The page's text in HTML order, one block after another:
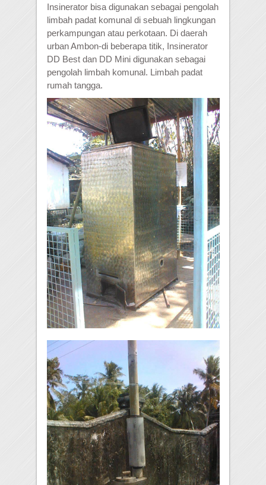
Insinerator bisa digunakan sebagai pengolah
limbah padat komunal di sebuah lingkungan
perkampungan atau perkotaan. Di daerah
urban Ambon-di beberapa titik, Insinerator
DD Best dan DD Mini digunakan sebagai
pengolah limbah komunal. Limbah padat
rumah tangga.